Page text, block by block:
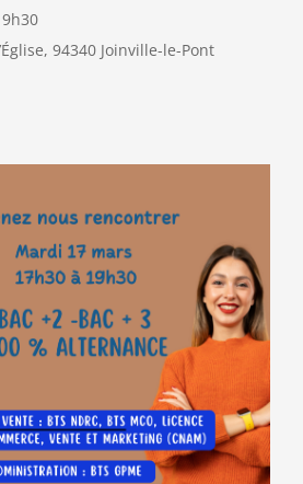
94340 Joinville-le-Pont